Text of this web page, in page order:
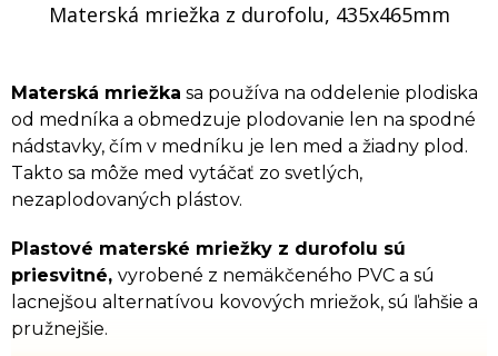
Materská mriežka z durofolu, 435x465mm
Materská mriežka sa používa na oddelenie plodiska
od medníka a obmedzuje plodovanie len na spodné
nádstavky, čím v medníku je len med a žiadny plod.
Takto sa môže med vytáčať zo svetlých,
nezaplodovaných plástov.
Plastové materské mriežky z durofolu sú
priesvitné, vyrobené z nemäkčeného PVC a sú
lacnejšou alternatívou kovových mriežok, sú ľahšie a
pružnejšie.